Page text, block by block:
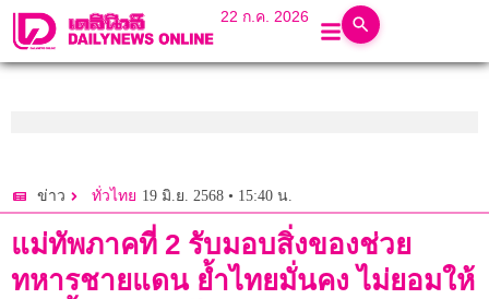
22 ก.ค. 2026
ข่าว ทั่วไทย 19 มิ.ย. 2568 • 15:40 น.
แม่ทัพภาคที่ 2 รับมอบสิ่งของช่วย
ทหารชายแดน ย้ำไทยมั่นคง ไม่ยอมให้